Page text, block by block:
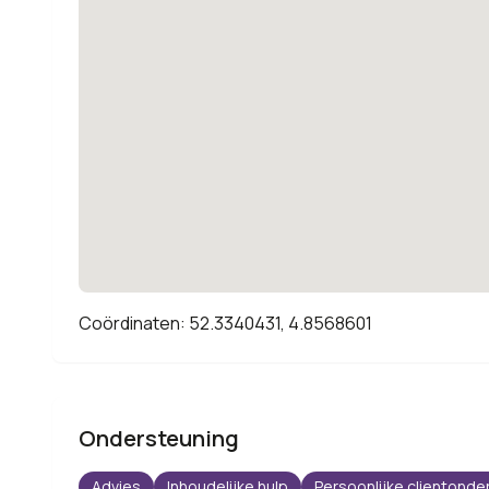
Coördinaten: 52.3340431, 4.8568601
Ondersteuning